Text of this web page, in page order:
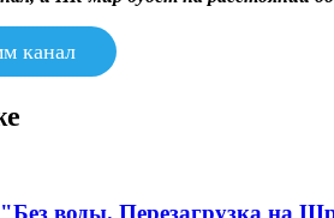
канал
воды. Перезагрузка на